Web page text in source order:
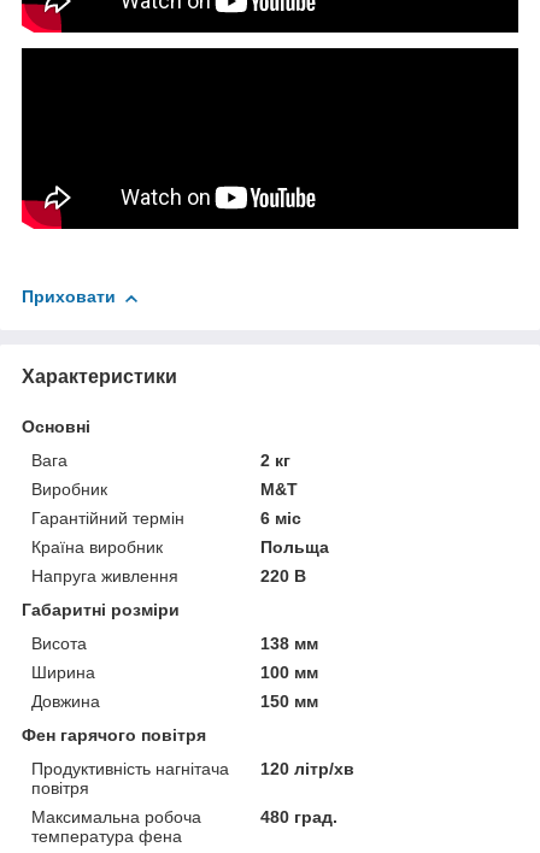
Приховати
Характеристики
Основні
Вага
2 кг
Виробник
M&T
Гарантійний термін
6 міс
Країна виробник
Польща
Напруга живлення
220 В
Габаритні розміри
Висота
138 мм
Ширина
100 мм
Довжина
150 мм
Фен гарячого повітря
Продуктивність нагнітача
повітря
120 літр/хв
Максимальна робоча
температура фена
480 град.